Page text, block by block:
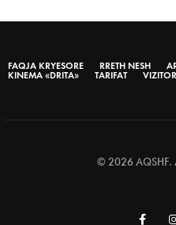
FAQJA KRYESORE RRETH NESH
KINEMA «DRITA»
TARIFAT
© 2026 AQSHF.